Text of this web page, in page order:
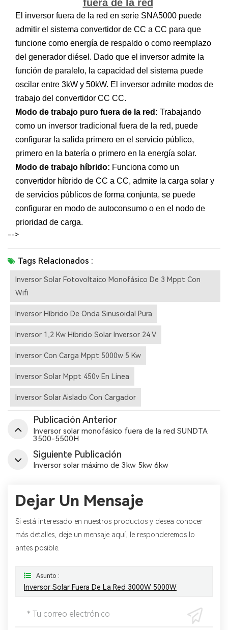
fuera de la red
El inversor fuera de la red en serie SNA5000 puede
admitir el sistema convertidor de CC a CC para que
funcione como energía de respaldo o como reemplazo
del generador diésel. Dado que el inversor admite la
función de paralelo, la capacidad del sistema puede
oscilar entre 3kW y 50kW. El inversor admite modos de
trabajo del convertidor CC CC.
Modo de trabajo puro fuera de la red: Trabajando
como un inversor tradicional fuera de la red, puede
configurar la salida primero en el servicio público,
primero en la batería o primero en la energía solar.
Modo de trabajo híbrido: Funciona como un
convertidor híbrido de CC a CC, admite la carga solar y
de servicios públicos de forma conjunta, se puede
configurar en modo de autoconsumo o en el nodo de
prioridad de carga.
-->
Tags Relacionados :
Inversor Solar Fotovoltaico Monofásico De 3 Mppt Con
Wifi
Inversor Híbrido De Onda Sinusoidal Pura
Inversor 1,2 Kw Híbrido Solar Inversor 24 V
Inversor Con Carga Mppt 5000w 5 Kw
Inversor Solar Mppt 450v En Línea
Inversor Solar Aislado Con Cargador
Publicación Anterior
Inversor solar monofásico fuera de la red SUNDTA
3500-5500H
Siguiente Publicación
Inversor solar máximo de 3kw 5kw 6kw
Dejar Un Mensaje
Si está interesado en nuestros productos y desea conocer
más detalles, deje un mensaje aquí, le responderemos lo
antes posible.
Asunto :
Inversor Solar Fuera De La Red 3000W 5000W